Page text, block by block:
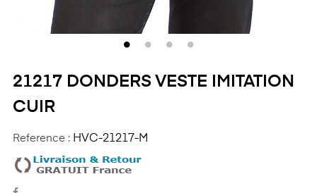
21217 DONDERS VESTE IMITATION
CUIR
Reference : HVC-21217-M